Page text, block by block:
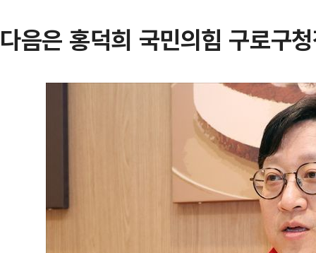
다음은 홍덕희 국민의힘 구로구